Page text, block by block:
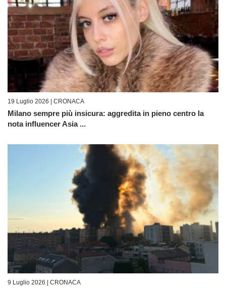
19 Luglio 2026 | CRONACA
Milano sempre più insicura: aggredita in pieno centro la
nota influencer Asia ...
9 Luglio 2026 | CRONACA